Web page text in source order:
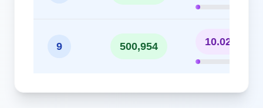
9 500,954 10.02%